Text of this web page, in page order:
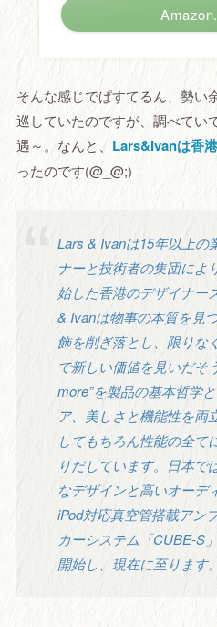
そんな感じでぱすてるん、勢い
巡していたのですが、調べてい
遇～。なんと、 Lars&Ivanは香
ったのです(@_@;)
Lars & Ivanは15年以上の
ナーと技術者の集団によ
始した香港のデザイナー
& Ivanは物事の本質を見
飾を削ぎ落とし、限りな
で新しい価値を見いだそ
more”を製品の基本哲学
ア、美しさと機能性を両
してもちろん性能の全て
りだしています。日本で
なデザインと高いオーデ
iPod対応真空管搭載アン
カーシステム「CUBE-S
開始し、現在に至ります。